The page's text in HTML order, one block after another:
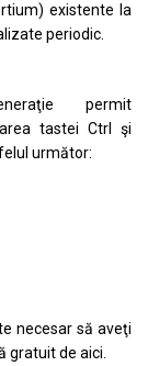
existente la
periodic.
permit
tastei Ctrl şi
următor:
necesar să aveţi
gratuit de aici.